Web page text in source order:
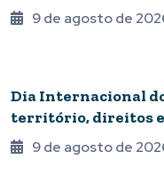
9 de agosto de
Dia Internacional
território, direitos
9 de agosto de